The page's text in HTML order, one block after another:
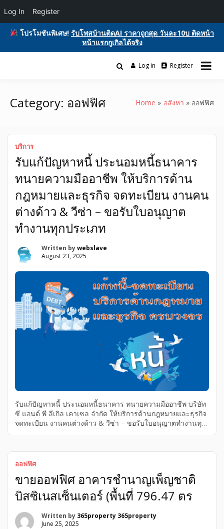
โปรโมชันพิเศษ! รับโพสบ้านติดAI ราคาถูกสุด วันละ10บ ติดหน้า
หน้าแรกกูเกิลได้จริง
หน้าแรกกูเกิล ฟรีประกาศขายบ้านที่ดิน
บริการ
รับโพสต์เว็บบอร์ด ติดAI ตลาดซื้อขาย ฟรีประกาศ ติดgooglesหน้า1ฟรี
Log in Register
Category: ออฟฟิศ Home อสังหา ออฟฟิศ
บริการ
รับแก้ปัญหาหนี้ ประนอมหนี้ธนาคาร
ทนายความมืออาชีพ ให้บริการด้าน
กฎหมายและธุรกิจ จดทะเบียน งานคน
ต่างด้าว & วีซ่า – ขอรับใบอนุญาต
ทำงานทุกประเภท
Written bywebslave
August 23, 2025
รับแก้ปัญหาหนี้ ประนอมหนี้ธนาคาร ทนายความมืออาชีพ บริษัท
ซี แอนด์ พี ลีเกิล เคาเซล จำกัด ให้บริการด้านกฎหมายและธุรกิจ
จดทะเบียน งานคนต่างด้าว & วีซ่า – ขอรับใบอนุญาตทำงานทุก
ออฟฟิศ
ขายออฟฟิศ อาคารชำนาญเพ็ญชาติ
บิสซิเนสเซ็นเตอร์ (พื้นที่ 796.47 ตร
Written by 365property 365property
June 25, 2025
Log In Register